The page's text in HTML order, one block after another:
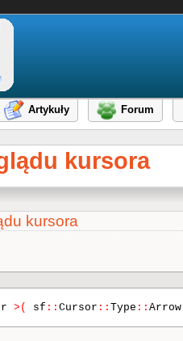
Artykuły Forum
kursora
kursora
>( sf :: Cursor :: Type :: Arrow